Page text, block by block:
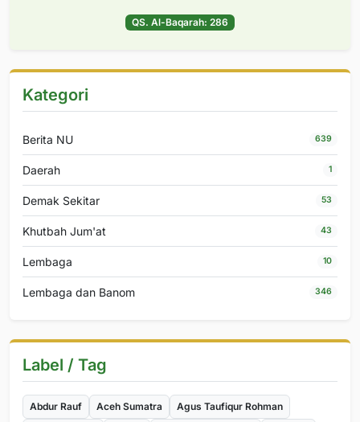
QS. Al-Baqarah: 286
Kategori
Berita NU 639
Daerah 1
Demak Sekitar 53
Khutbah Jum'at 43
Lembaga 10
Lembaga dan Banom 346
Label / Tag
Abdur Rauf Aceh Sumatra
Agus Taufiqur Rohman